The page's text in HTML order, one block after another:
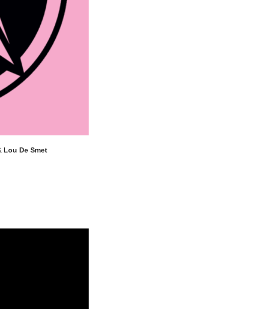
Lou De Smet